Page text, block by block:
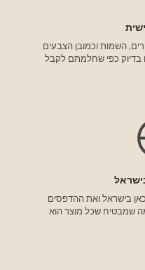
השמות וכמובן הצבעים
בדיוק כפי שחלמתם לקבל
בישראל ואת ההדפסים
מה שמבטיח שכל מוצר הוא